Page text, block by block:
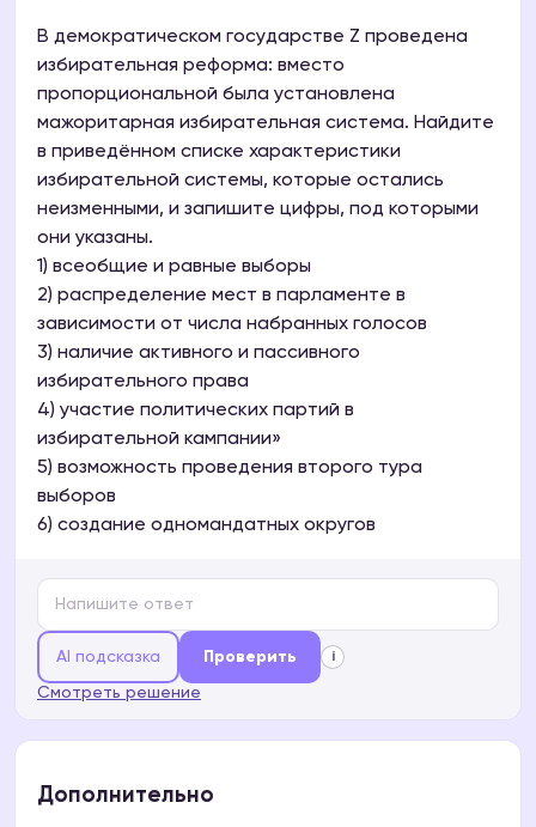
В демократическом государстве Z проведена
избирательная реформа: вместо
пропорциональной была установлена
мажоритарная избирательная система. Найдите
в приведённом списке характеристики
избирательной системы, которые остались
неизменными, и запишите цифры, под которыми
они указаны.
1) всеобщие и равные выборы
2) распределение мест в парламенте в
зависимости от числа набранных голосов
3) наличие активного и пассивного
избирательного права
4) участие политических партий в
избирательной кампании»
5) возможность проведения второго тура
выборов
6) создание одномандатных округов
AI подсказка Проверить i
Смотреть решение
Дополнительно